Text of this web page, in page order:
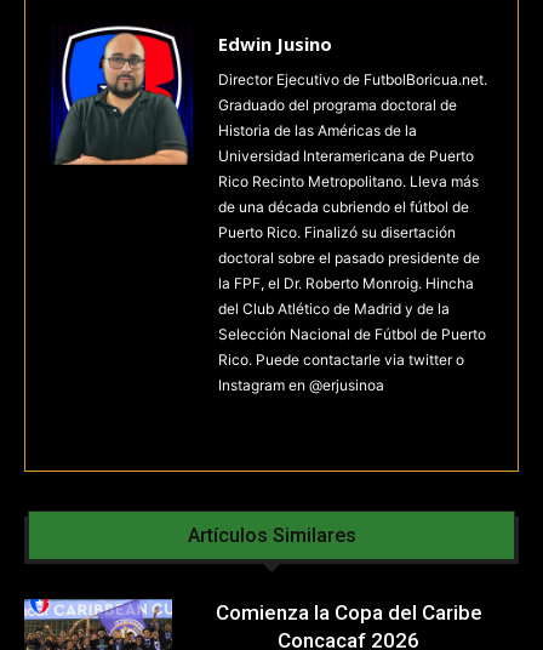
Edwin Jusino
Director Ejecutivo de FutbolBoricua.net.
Graduado del programa doctoral de
Historia de las Américas de la
Universidad Interamericana de Puerto
Rico Recinto Metropolitano. Lleva más
de una década cubriendo el fútbol de
Puerto Rico. Finalizó su disertación
doctoral sobre el pasado presidente de
la FPF, el Dr. Roberto Monroig. Hincha
del Club Atlético de Madrid y de la
Selección Nacional de Fútbol de Puerto
Rico. Puede contactarle via twitter o
Instagram en @erjusinoa
Artículos Similares
Comienza la Copa del Caribe
Concacaf 2026